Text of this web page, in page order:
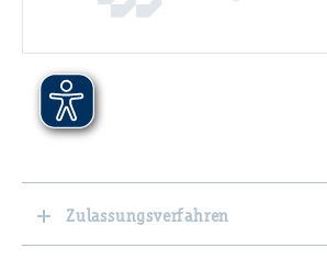
Zulassungsverfahren